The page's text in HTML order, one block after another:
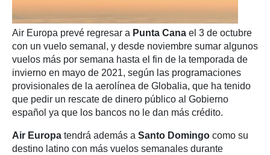
Air Europa prevé regresar a Punta Cana el 3 de octubre
con un vuelo semanal, y desde noviembre sumar algunos
vuelos más por semana hasta el fin de la temporada de
invierno en mayo de 2021, según las programaciones
provisionales de la aerolínea de Globalia, que ha tenido
que pedir un rescate de dinero público al Gobierno
español ya que los bancos no le dan más crédito.
Air Europa tendrá además a Santo Domingo como su
destino latino con más vuelos semanales durante